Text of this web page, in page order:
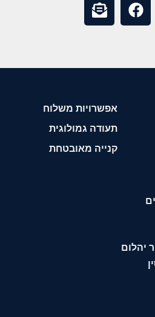
אפשרויות משלוח
תעודה גמולוגית
קנייה מאובטחת
יהלום